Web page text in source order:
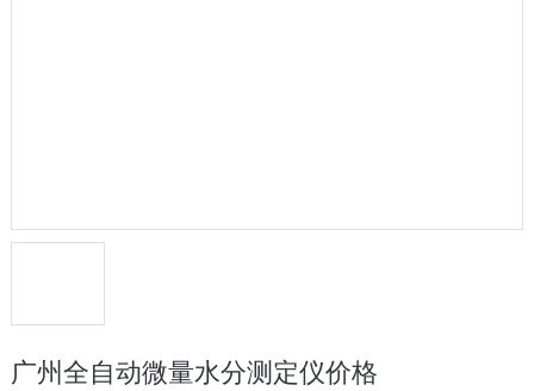
广州全自动微量水分测定仪价格